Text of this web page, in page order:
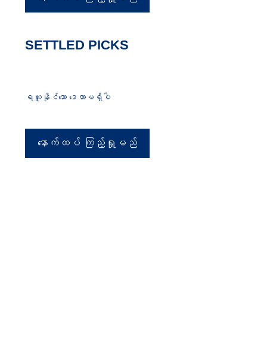
SETTLED PICKS
ရယူနိုင်သော ဒေတာမရှိပါ
နောက်ထပ် ကြည့်ရှုမည်